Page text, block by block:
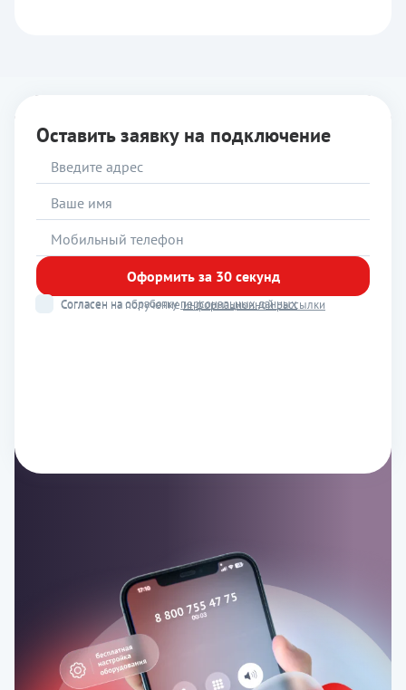
Оставить заявку на подключение
Оформить за 30 секунд
Согласен на обработкуперсональных данных
Согласен на получениеинформационной рассылки